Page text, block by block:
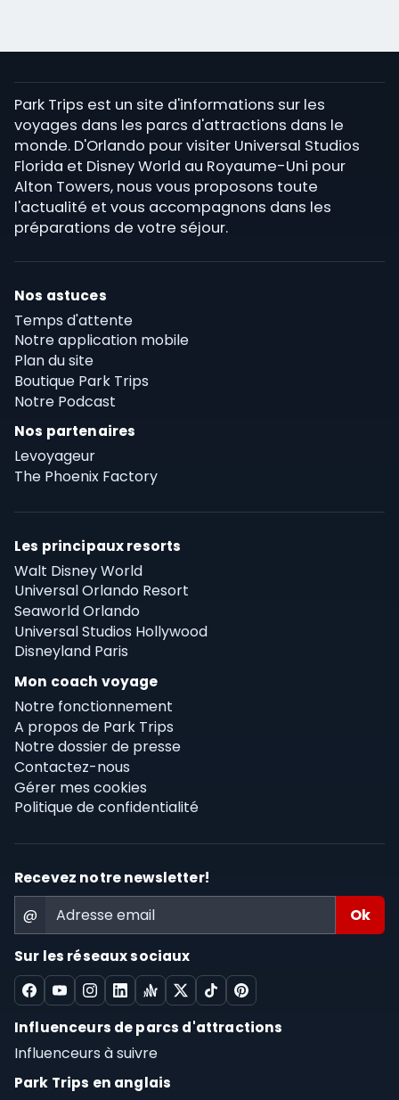
Park Trips est un site d'informations sur les
voyages dans les parcs d'attractions dans le
monde. D'Orlando pour visiter Universal Studios
Florida et Disney World au Royaume-Uni pour
Alton Towers, nous vous proposons toute
l'actualité et vous accompagnons dans les
préparations de votre séjour.
Nos astuces
Temps d'attente
Notre application mobile
Plan du site
Boutique Park Trips
Notre Podcast
Nos partenaires
Levoyageur
The Phoenix Factory
Les principaux resorts
Walt Disney World
Universal Orlando Resort
Seaworld Orlando
Universal Studios Hollywood
Disneyland Paris
Mon coach voyage
Notre fonctionnement
A propos de Park Trips
Notre dossier de presse
Contactez-nous
Gérer mes cookies
Politique de confidentialité
Recevez notre newsletter!
@
Sur les réseaux sociaux
Influenceurs de parcs d'attractions
Influenceurs à suivre
Park Trips en anglais